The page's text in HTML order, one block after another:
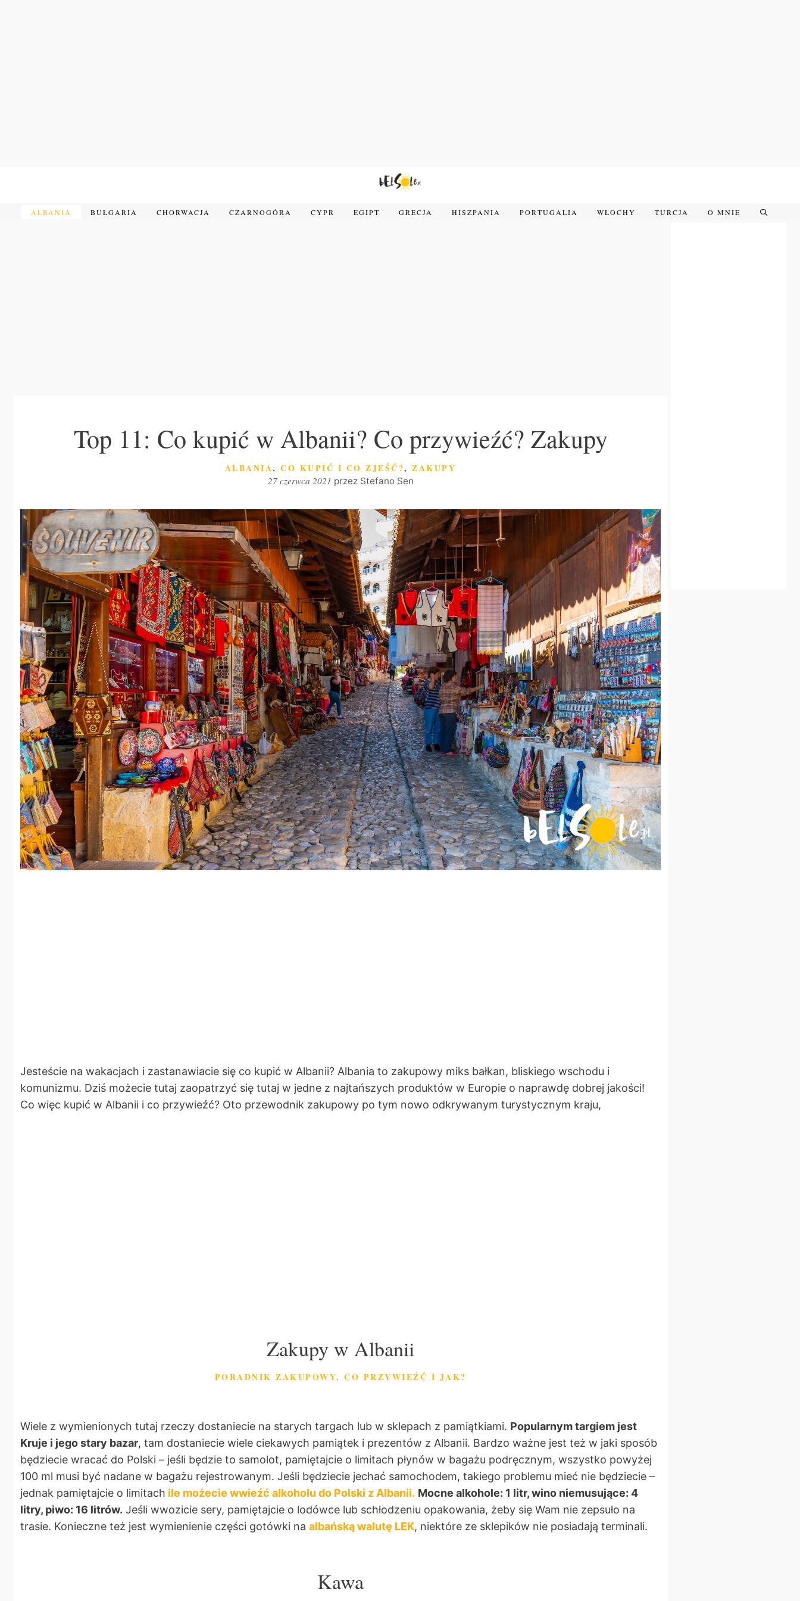
ALBANIA BUŁGARIA CHORWACJA CZARNOGÓRA CYPR EGIPT GRECJA HISZPANIA PORTUGALIA WŁOCHY TURCJA O MNIE
Top 11: Co kupić w Albanii? Co przywieźć? Zakupy
KATEGORIE
ALBANIA,CO KUPIĆ I CO ZJEŚĆ?,ZAKUPY
27 czerwca 2021 przez Stefano Sen
Jesteście na wakacjach i zastanawiacie się co kupić w Albanii? Albania to zakupowy miks bałkan, bliskiego wschodu i
komunizmu. Dziś możecie tutaj zaopatrzyć się tutaj w jedne z najtańszych produktów w Europie o naprawdę dobrej jakości!
Co więc kupić w Albanii i co przywieźć? Oto przewodnik zakupowy po tym nowo odkrywanym turystycznym kraju,
Zakupy w Albanii
PORADNIK ZAKUPOWY, CO PRZYWIEŹĆ I JAK?
Wiele z wymienionych tutaj rzeczy dostaniecie na starych targach lub w sklepach z pamiątkiami. Popularnym targiem jest
Kruje i jego stary bazar, tam dostaniecie wiele ciekawych pamiątek i prezentów z Albanii. Bardzo ważne jest też w jaki sposób
będziecie wracać do Polski – jeśli będzie to samolot, pamiętajcie o limitach płynów w bagażu podręcznym, wszystko powyżej
100 ml musi być nadane w bagażu rejestrowanym. Jeśli będziecie jechać samochodem, takiego problemu mieć nie będziecie –
jednak pamiętajcie o limitach ile możecie wwieźć alkoholu do Polski z Albanii. Mocne alkohole: 1 litr, wino niemusujące: 4
litry, piwo: 16 litrów. Jeśli wwozicie sery, pamiętajcie o lodówce lub schłodzeniu opakowania, żeby się Wam nie zepsuło na
trasie. Konieczne też jest wymienienie części gotówki na albańską walutę LEK, niektóre ze sklepików nie posiadają terminali.
Kawa